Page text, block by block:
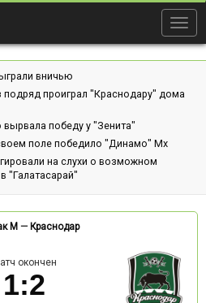
вничью
подряд проиграл "Краснодару" дома
победу у "Зенита"
поле победило "Динамо" Мх
на слухи о возможном
"Галатасарай"
М — Краснодар
окончен
1:2